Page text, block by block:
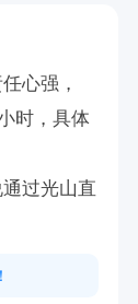
心强，
过光山直